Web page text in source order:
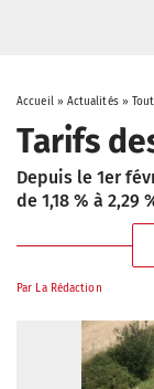
Accueil» Actualités»
Tarifs
Depuis le 1er
de 1,18 % à
Par La Rédaction